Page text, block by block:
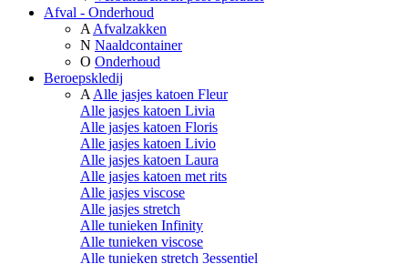
Afval - Onderhoud
A Afvalzakken
N Naaldcontainer
O Onderhoud
Beroepskledij
A Alle jasjes katoen Fleur
Alle jasjes katoen Livia
Alle jasjes katoen Floris
Alle jasjes katoen Livio
Alle jasjes katoen Laura
Alle jasjes katoen met rits
Alle jasjes viscose
Alle jasjes stretch
Alle tunieken Infinity
Alle tunieken viscose
Alle tunieken stretch 3essentiel